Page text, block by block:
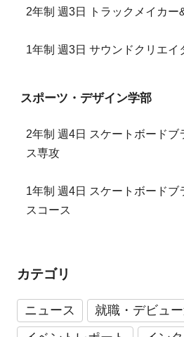
2年制 週3日 トラックメイカー
1年制 週3日 サウンドクリエイ
スポーツ・デザイン学部
2年制 週4日 スケートボードブ
ス専攻
1年制 週4日 スケートボードブ
スコース
カテゴリ
ニュース
就職・デビュ